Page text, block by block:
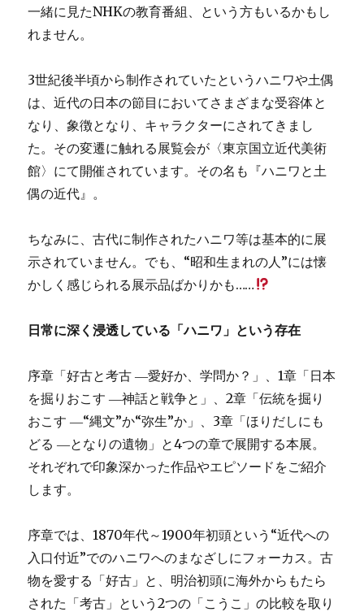
一緒に見たNHKの教育番組、という方もいるかもし
れません。
3世紀後半頃から制作されていたというハニワや土偶
は、近代の日本の節目においてさまざまな受容体と
なり、象徴となり、キャラクターにされてきまし
た。その変遷に触れる展覧会が〈東京国立近代美術
館〉にて開催されています。その名も『ハニワと土
偶の近代』。
ちなみに、古代に制作されたハニワ等は基本的に展
示されていません。でも、“昭和生まれの人”には懐
かしく感じられる展示品ばかりかも……
日常に深く浸透している「ハニワ」という存在
序章「好古と考古 ―愛好か、学問か？」、1章「日本
を掘りおこす ―神話と戦争と」、2章「伝統を掘り
おこす ―“縄文”か“弥生”か」、3章「ほりだしにも
どる ―となりの遺物」と4つの章で展開する本展。
それぞれで印象深かった作品やエピソードをご紹介
します。
序章では、1870年代～1900年初頭という“近代への
入口付近”でのハニワへのまなざしにフォーカス。古
物を愛する「好古」と、明治初頭に海外からもたら
された「考古」という2つの「こうこ」の比較を取り